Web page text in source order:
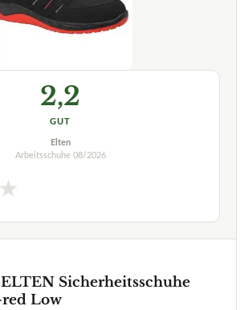
2,2
GUT
Elten
Arbeitsschuhe 08/2026
★
Sicherheitsschuhe
Low